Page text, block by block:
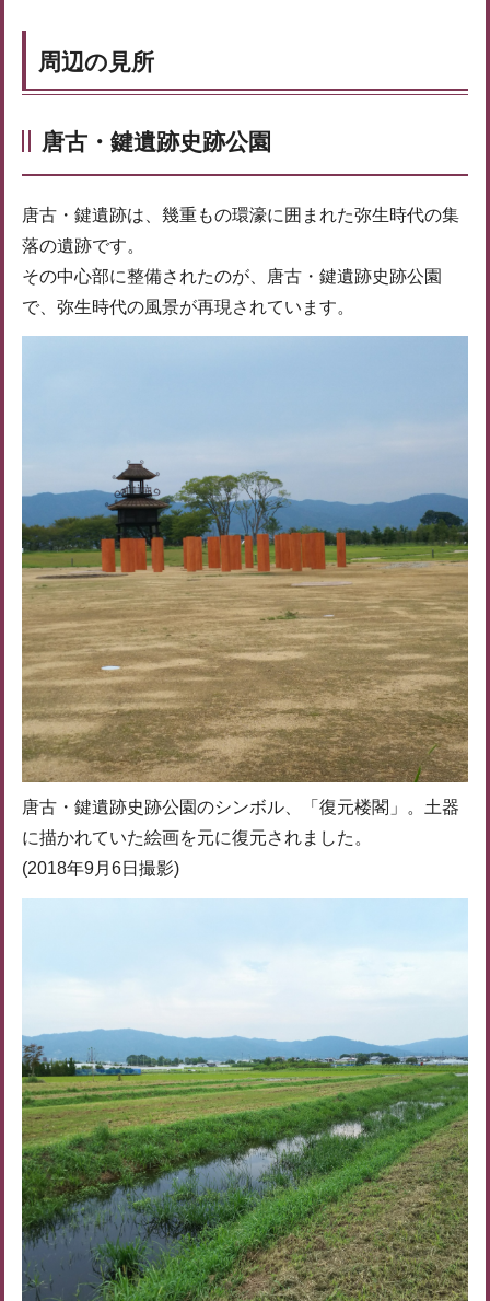
周辺の見所
唐古・鍵遺跡史跡公園
唐古・鍵遺跡は、幾重もの環濠に囲まれた弥生時代の集
落の遺跡です。
その中心部に整備されたのが、唐古・鍵遺跡史跡公園
で、弥生時代の風景が再現されています。
唐古・鍵遺跡史跡公園のシンボル、「復元楼閣」。土器
に描かれていた絵画を元に復元されました。
(2018年9月6日撮影)